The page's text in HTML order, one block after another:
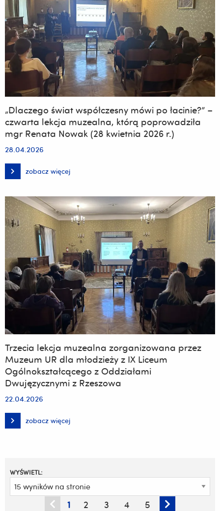
wyjątkową
noc
pełną
inspiracji.
Odwiedź
Muzeum
Uniwersytetu
Rzeszowskiego
i
odkryj
nieznane
Rzeszowa!
„Dlaczego świat współczesny mówi po łacinie?” –
czwarta lekcja muzealna, którą poprowadziła
mgr Renata Nowak (28 kwietnia 2026 r.)
28.04.2026
zobacz więcej
„Dlaczego
świat
mówi
po
łacinie?”
–
czwarta
lekcja
muzealna,
którą
poprowadziła
mgr
Renata
Nowak
(28
kwietnia
2026
r.)
Trzecia lekcja muzealna zorganizowana przez
Muzeum UR dla młodzieży z IX Liceum
Ogólnokształcącego z Oddziałami
Dwujęzycznymi z Rzeszowa
22.04.2026
zobacz więcej
Trzecia
lekcja
dla
młodzieży
Ogólnokształcącego
WYŚWIETL:
1 2 3 4 5